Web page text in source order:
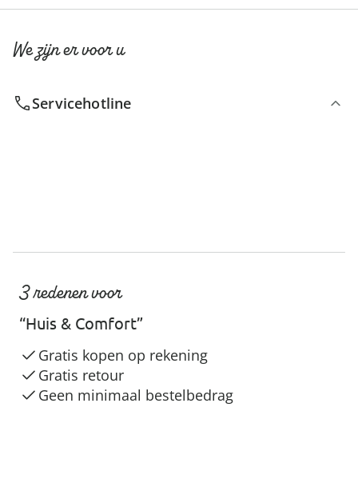
We zijn er voor u
Servicehotline
3 redenen voor
“Huis & Comfort”
Gratis kopen op rekening
Gratis retour
Geen minimaal bestelbedrag